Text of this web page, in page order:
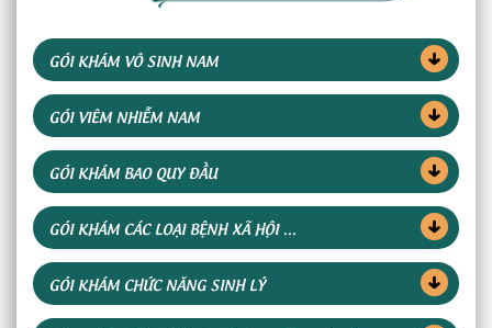
GÓI KHÁM VÔ SINH NAM
GÓI VIÊM NHIỄM NAM
GÓI KHÁM BAO QUY ĐẦU
GÓI KHÁM CÁC LOẠI BỆNH XÃ HỘI ...
GÓI KHÁM CHỨC NĂNG SINH LÝ